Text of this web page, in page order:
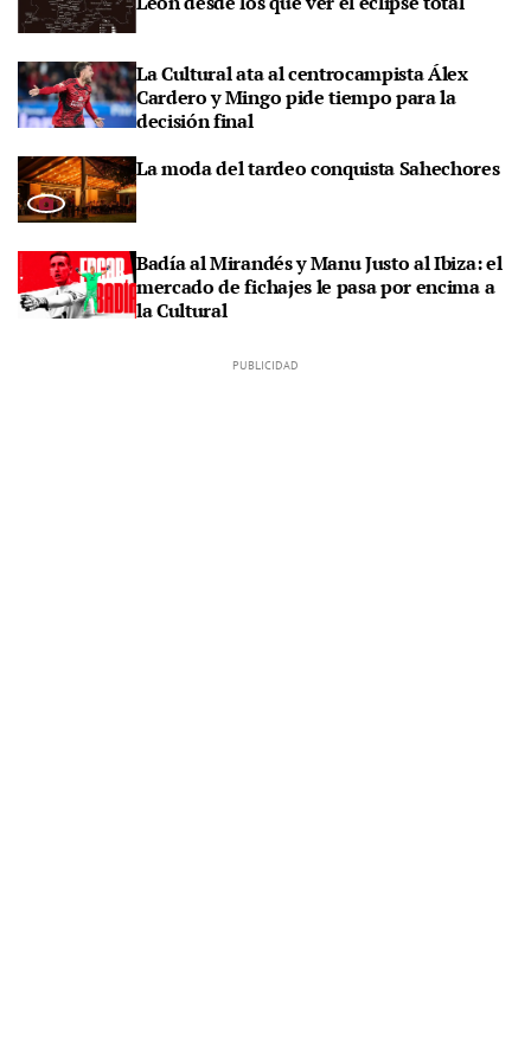
La Cultural ata al centrocampista Álex
Cardero y Mingo pide tiempo para la
decisión final
La moda del tardeo conquista Sahechores
Badía al Mirandés y Manu Justo al Ibiza: el
mercado de fichajes le pasa por encima a
la Cultural